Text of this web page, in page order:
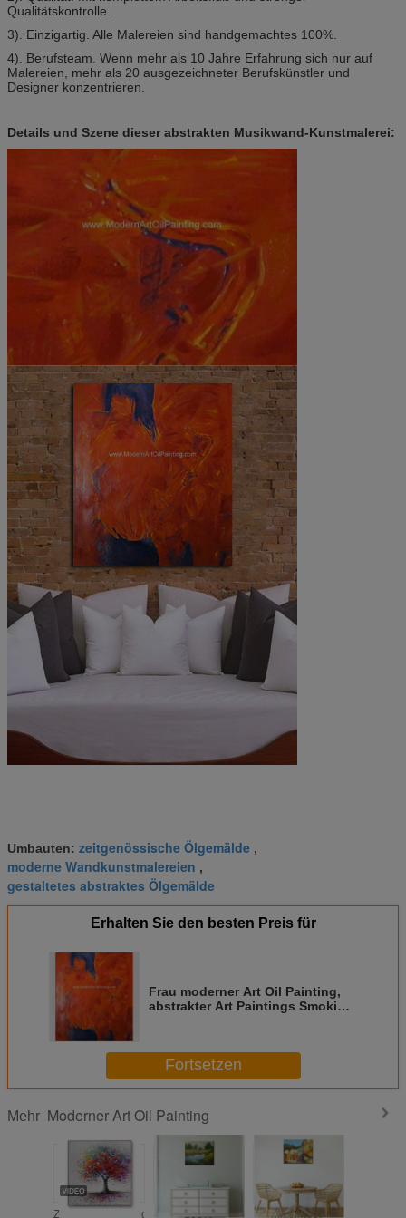
Qualitätskontrolle.
3). Einzigartig. Alle Malereien sind handgemachtes 100%.
4). Berufsteam. Wenn mehr als 10 Jahre Erfahrung sich nur auf
Malereien, mehr als 20 ausgezeichneter Berufskünstler und
Designer konzentrieren.
Details und Szene dieser abstrakten Musikwand-Kunstmalerei:
Umbauten: zeitgenössische Ölgemälde ,
moderne Wandkunstmalereien ,
gestaltetes abstraktes Ölgemälde
Erhalten Sie den besten Preis für
Frau moderner Art Oil Painting,
abstrakter Art Paintings Smoking
Fortsetzen
Mehr Moderner Art Oil Painting
Zusammenfassungs- 100% Mittelmeer-